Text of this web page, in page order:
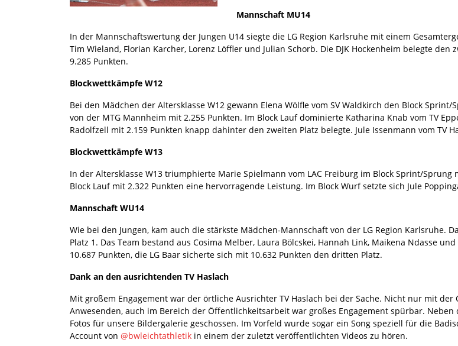
Mannschaft MU14
In der Mannschaftswertung der Jungen U14 siegte die LG Region Karlsruhe mit einem
Tim Wieland, Florian Karcher, Lorenz Löffler und Julian Schorb. Die DJK Hockenheim belegte
9.285 Punkten.
Blockwettkämpfe W12
Bei den Mädchen der Altersklasse W12 gewann Elena Wölfle vom SV Waldkirch den Block
von der MTG Mannheim mit 2.255 Punkten. Im Block Lauf dominierte Katharina Knab vom TV
Radolfzell mit 2.159 Punkten knapp dahinter den zweiten Platz belegte. Jule Issenmann vom TV
Blockwettkämpfe W13
In der Altersklasse W13 triumphierte Marie Spielmann vom LAC Freiburg im Block Sprint/Sprung
Block Lauf mit 2.322 Punkten eine hervorragende Leistung. Im Block Wurf setzte sich Jule
Mannschaft WU14
Wie bei den Jungen, kam auch die stärkste Mädchen-Mannschaft von der LG Region Karlsruhe.
Platz 1. Das Team bestand aus Cosima Melber, Laura Bölcskei, Hannah Link, Maikena Ndasse
10.687 Punkten, die LG Baar sicherte sich mit 10.632 Punkten den dritten Platz.
Dank an den ausrichtenden TV Haslach
Mit großem Engagement war der örtliche Ausrichter TV Haslach bei der Sache. Nicht nur mit
Anwesenden, auch im Bereich der Öffentlichkeitsarbeit war großes Engagement spürbar.
Fotos für unsere Bildergalerie geschossen. Im Vorfeld wurde sogar ein Song speziell für die
Account von @bwleichtathletik in einem der zuletzt veröffentlichten Videos zu hören.